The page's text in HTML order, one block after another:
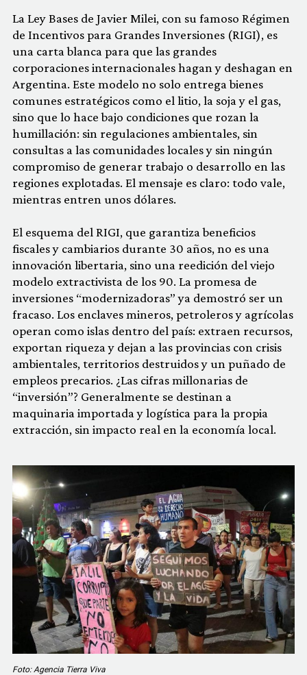
La Ley Bases de Javier Milei, con su famoso Régimen
de Incentivos para Grandes Inversiones (RIGI), es
una carta blanca para que las grandes
corporaciones internacionales hagan y deshagan en
Argentina. Este modelo no solo entrega bienes
comunes estratégicos como el litio, la soja y el gas,
sino que lo hace bajo condiciones que rozan la
humillación: sin regulaciones ambientales, sin
consultas a las comunidades locales y sin ningún
compromiso de generar trabajo o desarrollo en las
regiones explotadas. El mensaje es claro: todo vale,
mientras entren unos dólares.
El esquema del RIGI, que garantiza beneficios
fiscales y cambiarios durante 30 años, no es una
innovación libertaria, sino una reedición del viejo
modelo extractivista de los 90. La promesa de
inversiones “modernizadoras” ya demostró ser un
fracaso. Los enclaves mineros, petroleros y agrícolas
operan como islas dentro del país: extraen recursos,
exportan riqueza y dejan a las provincias con crisis
ambientales, territorios destruidos y un puñado de
empleos precarios. ¿Las cifras millonarias de
“inversión”? Generalmente se destinan a
maquinaria importada y logística para la propia
extracción, sin impacto real en la economía local.
Foto: Agencia Tierra Viva